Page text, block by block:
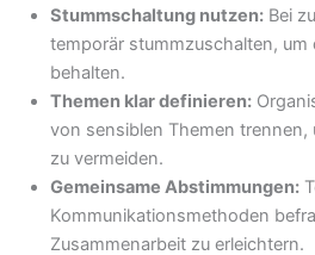
Stummschaltung nutzen: Bei
temporär stummzuschalten, um
behalten.
Themen klar definieren:
von sensiblen Themen
zu vermeiden.
Gemeinsame Abstimmungen:
Kommunikationsmethoden
Zusammenarbeit zu erleichtern.